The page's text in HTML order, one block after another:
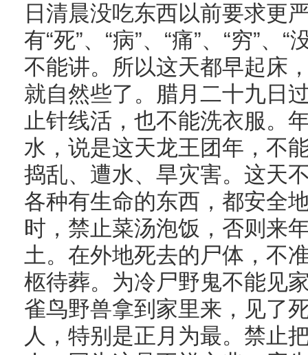
日清晨没吃东西以前要求更
有“死”、“病”、“痛”、“穷”、
不能讲。所以这天都早起床
就自然些了。腊月二十九日
止针线活，也不能洗衣服。
水，说是这天龙王团年，不
捣乱、遭水、旱灾害。这天
各种有生命的东西，都安全
时，禁止菜汤泡饭，否则来
土。在外地死去的尸体，不
柩待葬。为冷尸野鬼不能见
雀鸟野兽拿到家里来，见了
人，特别是正月为最。禁止